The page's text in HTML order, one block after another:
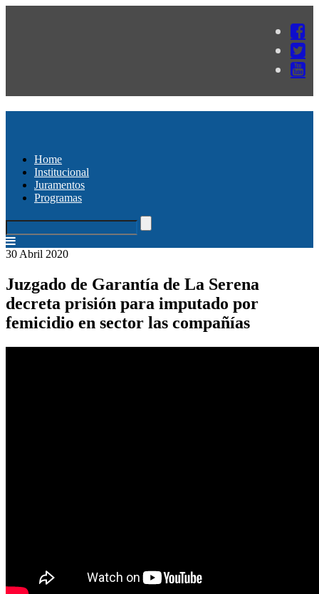
Home
Institucional
Juramentos
Programas
30 Abril 2020
Juzgado de Garantía de La Serena
decreta prisión para imputado por
femicidio en sector las compañías